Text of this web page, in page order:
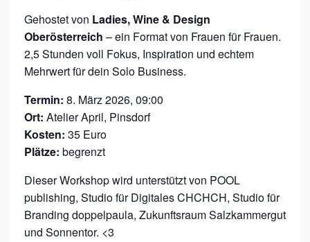
R
E
I
H
Gehostet von Ladies, Wine & Design
Oberösterreich – ein Format von Frauen für Frauen.
2,5 Stunden voll Fokus, Inspiration und echtem
Mehrwert für dein Solo Business.
Termin: 8. März 2026, 09:00
Ort: Atelier April, Pinsdorf
Kosten: 35 Euro
Plätze: begrenzt
Dieser Workshop wird unterstützt von POOL
publishing, Studio für Digitales CHCHCH, Studio für
Branding doppelpaula, Zukunftsraum Salzkammergut
und Sonnentor. <3